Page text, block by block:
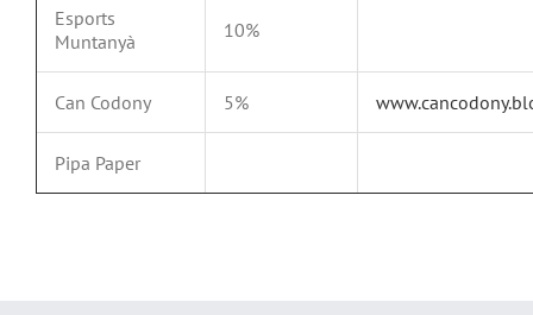
Esports
Muntanyà
10%
Can Codony 5%
Pipa Paper